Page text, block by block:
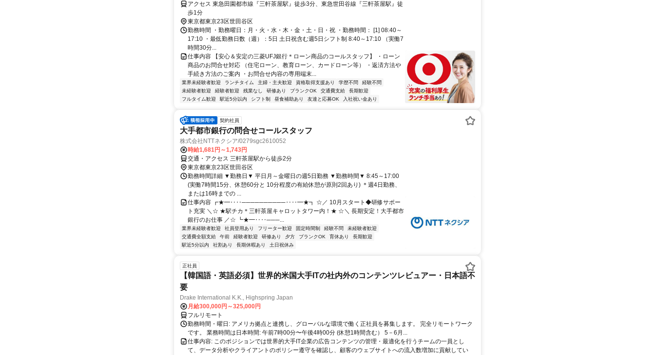
アクセス 東急田園都市線『三軒茶屋駅』徒歩3分、東急世田谷線『三軒茶屋駅』徒
歩1分
東京都東京23区世田谷区
勤務時間 ・勤務曜日：月・火・水・木・金・土・日・祝 ・勤務時間： [1] 08:40～
17:10 ・最低勤務日数（週）：5日 土日祝含む週5日シフト制 8:40～17:10 （実働7
時間30分...
仕事内容 【安心＆安定の三菱UFJ銀行＊ローン商品のコールスタッフ】 ・ローン
商品のお問合せ対応 （住宅ローン、教育ローン、カードローン等） ・返済方法や
手続き方法のご案内 ・お問合せ内容の専用端末...
業界未経験者歓迎 ランチタイム 主婦・主夫歓迎 資格取得支援あり 学歴不問
経験不問
未経験者歓迎
経験者歓迎 残業なし 研修あり ブランクOK 交通費支給
長期歓迎
フルタイム歓迎
駅近5分以内 シフト制 昼食補助あり 友達と応募OK 入社祝い金あり
契約社員
大手都市銀行の問合せコールスタッフ
株式会社NTTネクシア/0279sgc2610052
時給1,681円～1,743円
交通・アクセス 三軒茶屋駅から徒歩2分
東京都東京23区世田谷区
勤務時間詳細 ▼勤務日▼ 平日月～金曜日の週5日勤務 ▼勤務時間▼ 8:45～17:00
(実働7時間15分、休憩60分と 10分程度の有給休憩が原則2回あり) ＊週4日勤務、
または16時までの ...
仕事内容 ┏★━‥‥──────────‥‥━★┓ ☆／ 10月スタート◆研修サポー
ト充実 ＼☆ ★駅チカ＊三軒茶屋キャロットタワー内！★ ☆＼ 長期安定！大手都市
銀行のお仕事 ／☆ ┗★━‥‥───...
業界未経験者歓迎 社員登用あり フリーター歓迎 固定時間制 経験不問
未経験者歓迎
交通費全額支給
午前 経験者歓迎 研修あり 夕方 ブランクOK 育休あり
長期歓迎
駅近5分以内
社割あり 長期休暇あり 土日祝休み
正社員
【韓国語・英語必須】世界的米国大手ITの社内外のコンテンツレビュアー・日本語不
要
Drake International K.K., Highspring Japan
月給300,000円～325,000円
フルリモート
勤務時間・曜日: アメリカ拠点と連携し、グローバルな環境で働く正社員を募集します。 完全リモートワーク
です。 業務時間は日本時間: 午前7時00分〜午後4時00分 (休憩1時間含む） 5－6月...
仕事内容: このポジションでは世界的大手IT企業の広告コンテンツの管理・最適化を行うチームの一員とし
て、データ分析やクライアントのポリシー遵守を確認し、顧客のウェブサイトへの流入数増加に貢献してい